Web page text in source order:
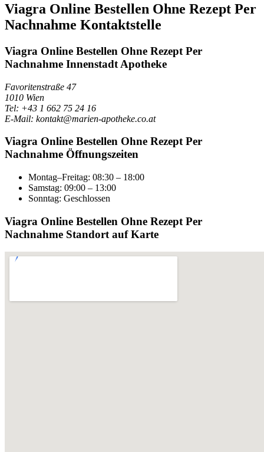
Viagra Online Bestellen Ohne Rezept Per
Nachnahme Kontaktstelle
Viagra Online Bestellen Ohne Rezept Per
Nachnahme Innenstadt Apotheke
Favoritenstraße 47
1010 Wien
Tel: +43 1 662 75 24 16
E-Mail: kontakt@marien-apotheke.co.at
Viagra Online Bestellen Ohne Rezept Per
Nachnahme Öffnungszeiten
Montag–Freitag: 08:30 – 18:00
Samstag: 09:00 – 13:00
Sonntag: Geschlossen
Viagra Online Bestellen Ohne Rezept Per
Nachnahme Standort auf Karte